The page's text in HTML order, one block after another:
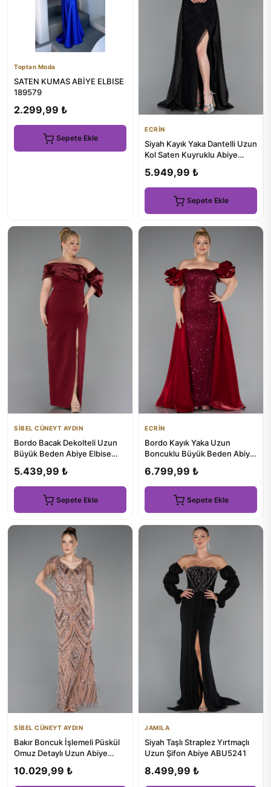
Toptan Moda
SATEN KUMAS ABİYE ELBISE
189579
2.299,99 ₺
Sepete Ekle
ECRİN
Siyah Kayık Yaka Dantelli Uzun
Kol Saten Kuyruklu Abiye
5.949,99 ₺
Sepete Ekle
SİBEL CÜNEYT AYDIN
Bordo Bacak Dekolteli Uzun
Büyük Beden Abiye Elbise
5.439,99 ₺
Sepete Ekle
ECRİN
Bordo Kayık Yaka Uzun
Boncuklu Büyük Beden Abiye
6.799,99 ₺
Sepete Ekle
SİBEL CÜNEYT AYDIN
Bakır Boncuk İşlemeli Püskül
Omuz Detaylı Uzun Abiye
10.029,99 ₺
JAMILA
Siyah Taşlı Straplez Yırtmaçlı
Uzun Şifon Abiye ABU5241
8.499,99 ₺